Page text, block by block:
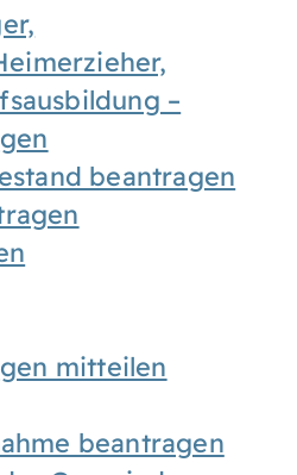
–
beantragen
mitteilen
beantragen